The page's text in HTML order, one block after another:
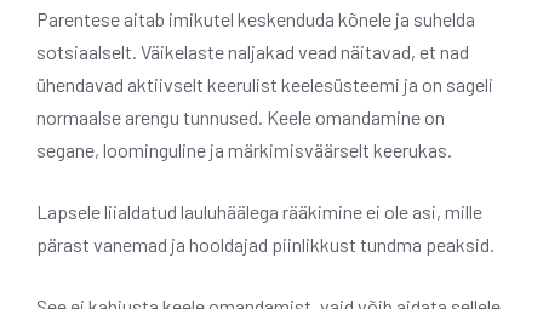
Parentese aitab imikutel keskenduda kõnele ja suhelda
sotsiaalselt. Väikelaste naljakad vead näitavad, et nad
ühendavad aktiivselt keerulist keelesüsteemi ja on sageli
normaalse arengu tunnused. Keele omandamine on
segane, loominguline ja märkimisväärselt keerukas.
Lapsele liialdatud lauluhäälega rääkimine ei ole asi, mille
pärast vanemad ja hooldajad piinlikkust tundma peaksid.